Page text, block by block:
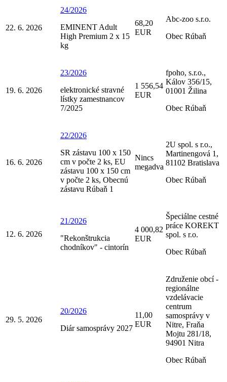
22. 6. 2026
24/2026
EMINENT Adult
High Premium 2 x 15
kg
68,20
EUR
Abc-zoo s.r.o.
Obec Rúbaň
19. 6. 2026
23/2026
elektronické stravné
lístky zamestnancov
7/2025
1 556,54
EUR
fpoho, s.r.o.,
Kálov 356/15,
01001 Žilina
Obec Rúbaň
16. 6. 2026
22/2026
SR zástavu 100 x 150
cm v počte 2 ks, EU
zástavu 100 x 150 cm
v počte 2 ks, Obecnú
zástavu Rúbaň 1
Nincs
megadva
2U spol. s r.o.,
Martinengová 1,
81102 Bratislava
Obec Rúbaň
12. 6. 2026
21/2026
"Rekonštrukcia
chodníkov" - cintorín
4 000,82
EUR
Špeciálne cestné
práce KOREKT
spol. s r.o.
Obec Rúbaň
29. 5. 2026
20/2026
Diár samosprávy 2027
11,00
EUR
Združenie obcí -
regionálne
vzdelávacie
centrum
samosprávy v
Nitre, Fraňa
Mojtu 281/18,
94901 Nitra
Obec Rúbaň